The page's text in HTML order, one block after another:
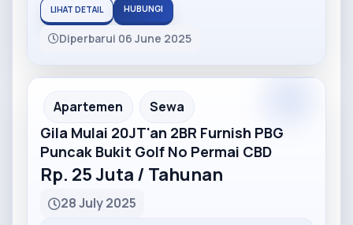
LIHAT DETAIL HUBUNGI
Diperbarui 06 June 2025
Partner Ad
Apartemen Sewa
Gila Mulai 20JT'an 2BR Furnish PBG
Puncak Bukit Golf No Permai CBD
Rp. 25 Juta / Tahunan
28 July 2025